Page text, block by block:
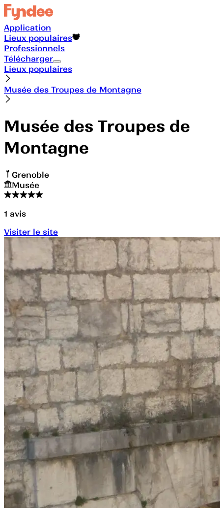
Application
Lieux populaires
Professionnels
Télécharger
Lieux populaires
Musée des Troupes de Montagne
Musée des Troupes de
Montagne
Grenoble
Musée
1 avis
Visiter le site